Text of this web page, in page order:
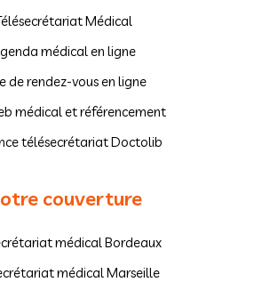
Médical
médical en ligne
de rendez-vous en ligne
médical et référencement
télésecrétariat Doctolib
couverture
médical Bordeaux
médical Marseille